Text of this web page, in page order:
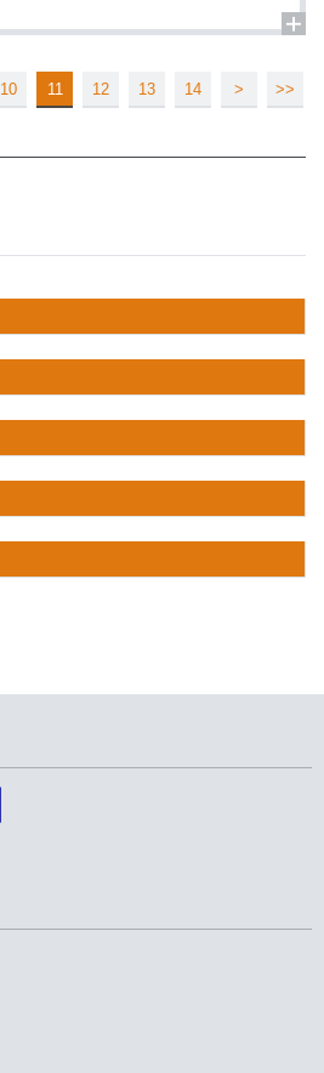
10 11 12 13 14 > >>